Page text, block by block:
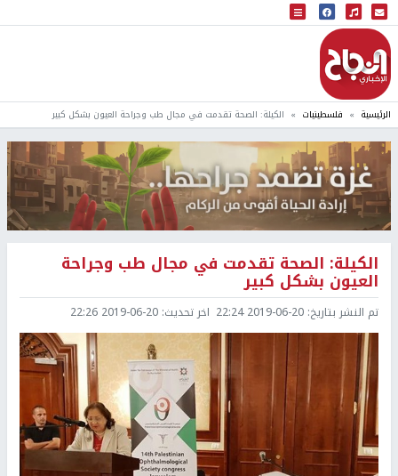
البث المباشر
إذاعة النجاح
الرئيسية فلسطينيات الكيلة: الصحة تقدمت في مجال طب وجراحة العيون بشكل كبير
الكيلة: الصحة تقدمت في مجال طب وجراحة
العيون بشكل كبير
تم النشر بتاريخ: 2019-06-20 22:24 اخر تحديث: 2019-06-20 22:26